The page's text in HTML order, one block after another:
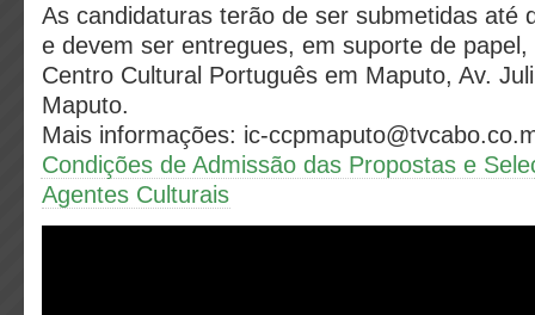
As candidaturas terão de ser submetidas até
e devem ser entregues, em suporte de papel,
Centro Cultural Português em Maputo, Av.
Maputo.
Mais informações: ic-
Condições de Admissão das Propostas e
Agentes Culturais